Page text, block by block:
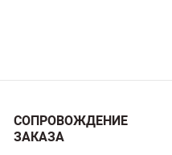
СОПРОВОЖДЕНИЕ
ЗАКАЗА